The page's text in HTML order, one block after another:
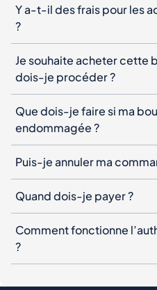
Y a-t-il des frais pour les
?
Je souhaite acheter cette
dois-je procéder ?
Que dois-je faire si ma
endommagée ?
Puis-je annuler ma
Quand dois-je payer ?
Comment fonctionne
?